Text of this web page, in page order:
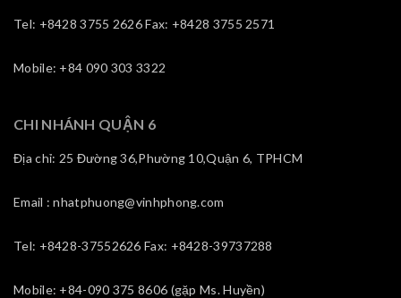
Tel: +8428 3755 2626 Fax: +8428 3755 2571
Mobile: +84 090 303 3322
CHI NHÁNH QUẬN 6
Địa chỉ: 25 Đường 36,Phường 10,Quận 6, TPHCM
Email : nhatphuong@vinhphong.com
Tel: +8428-37552626 Fax: +8428-39737288
Mobile: +84-090 375 8606 (gặp Ms. Huyền)